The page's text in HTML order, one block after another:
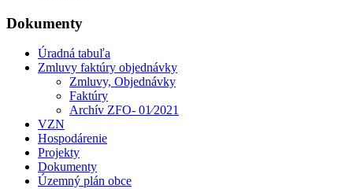
Dokumenty
Úradná tabuľa
Zmluvy faktúry objednávky
Zmluvy, Objednávky
Faktúry
Archív ZFO- 01⁄2021
VZN
Hospodárenie
Projekty
Dokumenty
Územný plán obce